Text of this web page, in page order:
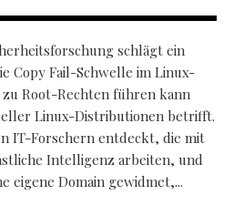
schlägt ein
Copy Fail-Schwelle im Linux-
Root-Rechten führen kann
Linux-Distributionen betrifft.
IT-Forschern entdeckt, die mit
Intelligenz arbeiten, und
eigene Domain gewidmet,...